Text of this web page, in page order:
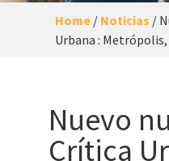
Home/ Noticias /
Urbana :
Nuevo
Crítica